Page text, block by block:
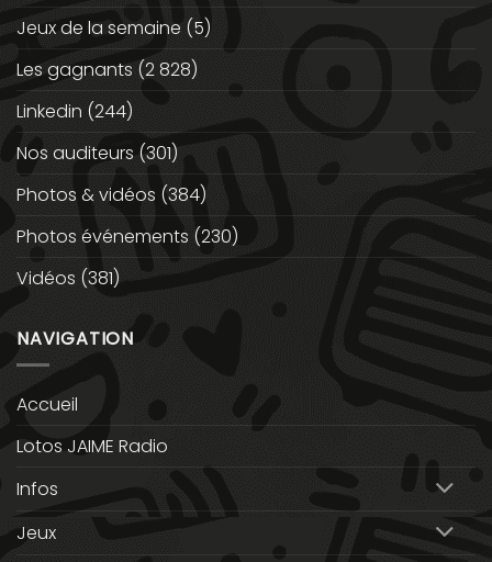
Jeux de la semaine (5)
Les gagnants (2 828)
Linkedin (244)
Nos auditeurs (301)
Photos & vidéos (384)
Photos événements (230)
Vidéos (381)
NAVIGATION
Accueil
Lotos JAIME Radio
Infos
Jeux